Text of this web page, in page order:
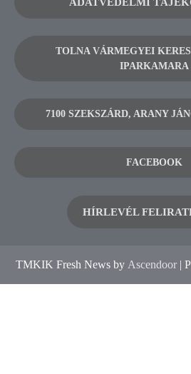
TOLNA VÁRMEGYEI
IPARKAMARA
7100 SZEKSZÁRD, ARANY
FACEBOOK
HÍRLEVÉL
TMKIK Fresh News by Ascendoor |